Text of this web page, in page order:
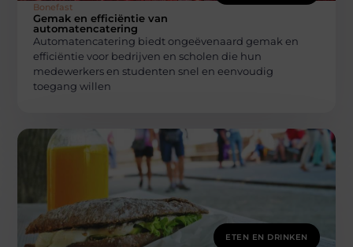
Bonefast
Gemak en efficiëntie van
automatencatering
Automatencatering biedt ongeëvenaard gemak en
efficiëntie voor bedrijven en scholen die hun
medewerkers en studenten snel en eenvoudig
toegang willen
ETEN EN DRINKEN